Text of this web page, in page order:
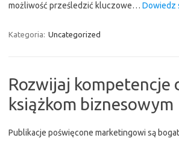
możliwość prześledzić kluczowe… Dowiedz
Kategoria: Uncategorized
Rozwijaj kompetencje
książkom biznesowym
Publikacje poświęcone marketingowi są